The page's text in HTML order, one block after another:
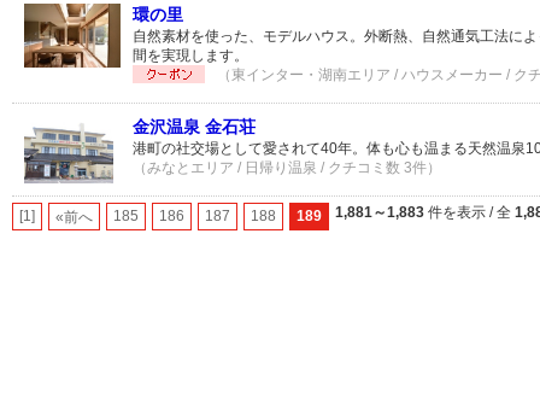
環の里
自然素材を使った、モデルハウス。外断熱、自然通気工法に
間を実現します。
（東インター・湖南エリア / ハウスメーカー / ク
金沢温泉 金石荘
港町の社交場として愛されて40年。体も心も温まる天然温泉
（みなとエリア / 日帰り温泉 / クチコミ数 3件）
[1] «前へ 185 186 187 188 189 1,881～1,883 件を表示 / 全